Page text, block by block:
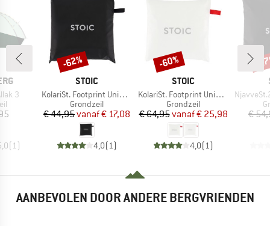
3
(1 )
MERK
STOIC
Artikel
KolariSt. Footprint Universal
Productgroep
Grondzeil
Prijs
€ 44,95 Verlaagde prijs
vanaf€ 17,08
4,0(1 )
Korting
-62%
MERK
STOIC
Artikel
KolariSt. Footprint Universal UL
Productgroep
Grondzeil
Prijs
€ 64,95 Verlaagde prijs
vanaf€ 25,98
4,0(1 )
Korting
-60%
Artikel
€
-
AANBEVOLEN DOOR ANDERE BERGVRIENDEN